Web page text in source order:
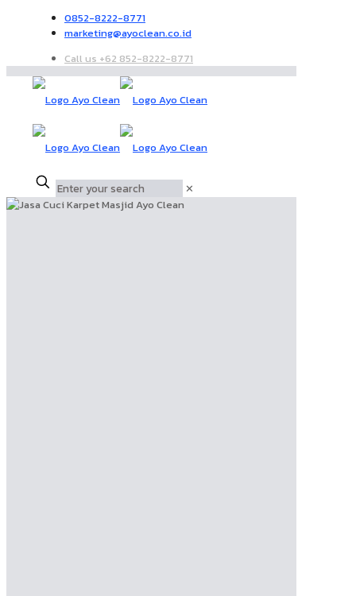
0852-8222-8771
marketing@ayoclean.co.id
Call us +62 852-8222-8771
✕